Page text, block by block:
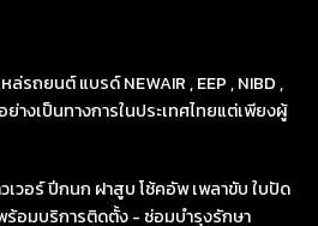
ล่รถยนต์ แบรด์ NEWAIR , EEP , NIBD ,
ย่างเป็นทางการในประเทศไทยแต่เพียงผู้
เวอร์ ปีกนก ฝาสูบ โช้คอัพ เพลาขับ ใบปัด
อมบริการติดตั้ง - ซ่อมบำรุงรักษา